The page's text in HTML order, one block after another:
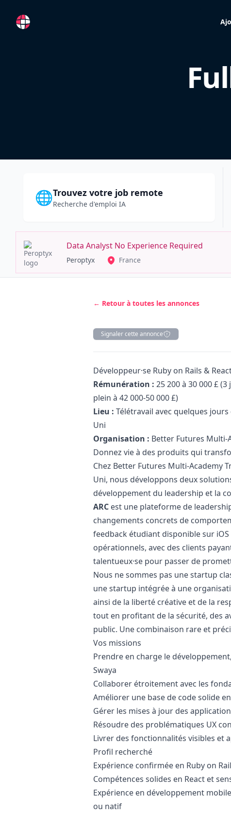
RemoteFR
🌐Trouvez votre job remote
Recherche d'emploi IA
Data Analyst No Experience Required
Peroptyx France
← Retour à toutes les annonces
Signaler cette annonce
Description
Développeur·se Ruby on Rails &
Rémunération : 25 200 à 30 000 £
plein à 42 000-50 000 £)
Lieu : Télétravail avec quelques
Uni
Organisation : Better Futures Multi-
Donnez vie à des produits qui
Chez Better Futures Multi-Academy
Uni, nous développons deux
développement du leadership et la
ARC est une plateforme de
changements concrets de
feedback étudiant disponible sur iOS
opérationnels, avec des clients
talentueux·se pour passer de
Nous ne sommes pas une startup
une startup intégrée à une
ainsi de la liberté créative et de la
tout en profitant de la sécurité, des
public. Une combinaison rare et
Vos missions
Prendre en charge le
Swaya
Collaborer étroitement avec les
Améliorer une base de code solide en
Gérer les mises à jour des
Résoudre des problématiques UX
Livrer des fonctionnalités visibles et
Profil recherché
Expérience confirmée en Ruby on
Compétences solides en React et
Expérience en développement
ou natif